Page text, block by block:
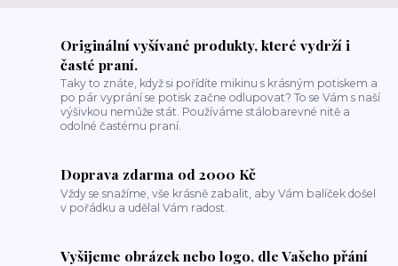
Originální vyšívané produkty, které vydrží i
časté praní.
Taky to znáte, když si pořídíte mikinu s krásným potiskem a
po pár vyprání se potisk začne odlupovat? To se Vám s naší
výšivkou nemůže stát. Používáme stálobarevné nitě a
odolné častému praní.
Doprava zdarma od 2000 Kč
Vždy se snažíme, vše krásně zabalit, aby Vám balíček došel
v pořádku a udělal Vám radost.
Vyšijeme obrázek nebo logo, dle Vašeho přání